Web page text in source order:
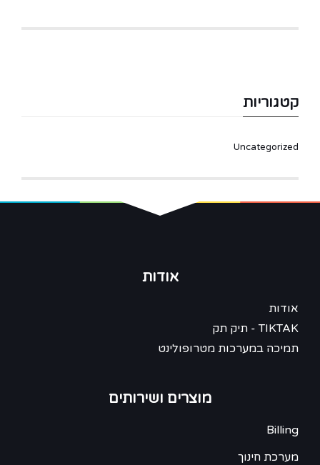
קטגוריות
Uncategorized
אודות
אודות
TIKTAK - תיק תק
תמיכה במערכות מטרופולינט
מוצרים ושירותים
Billing
מערכת חינוך